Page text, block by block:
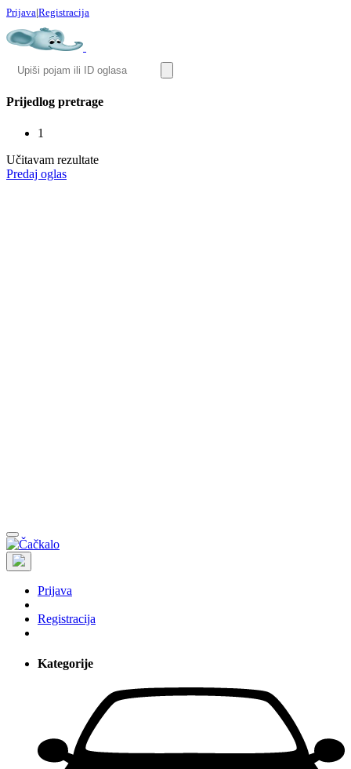
Prijava|Registracija
Prijedlog pretrage
1
Učitavam rezultate
Predaj oglas
Prijava
Registracija
Kategorije